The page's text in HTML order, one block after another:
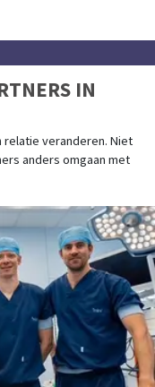
IN
relatie veranderen. Niet
anders omgaan met